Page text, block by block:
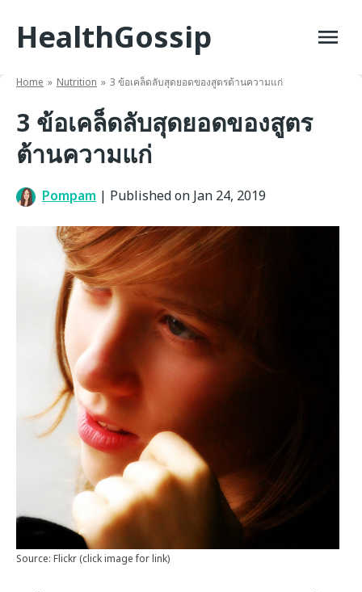
content
HealthGossip
Home Nutrition 3 ข้อเคล็ดลับสุดยอดของสูตรต้านความแก่
3 ข้อเคล็ดลับสุดยอดของสูตร
ต้านความแก่
Pompam | Published on Jan 24, 2019
Source: Flickr (click image for link)